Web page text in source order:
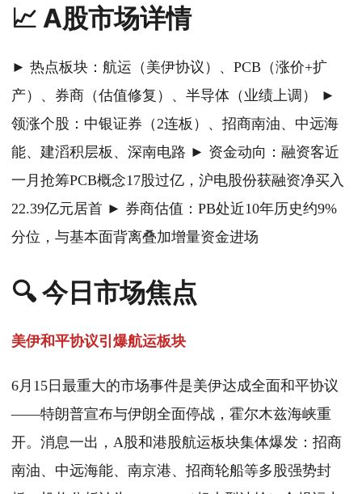
📈 A股市场详情
► 热点板块：航运（美伊协议）、PCB（涨价+扩
产）、券商（估值修复）、半导体（业绩上调） ►
领涨个股：中银证券（2连板）、招商南油、中远海
能、建滔积层板、深南电路 ► 资金动向：融资客近
一月抢筹PCB概念17股过亿，沪电股份获融资净买入
22.39亿元居首 ► 券商估值：PB处近10年历史约9%
分位，与基本面背离叠加增量资金进场
🔍 今日市场焦点
美伊和平协议引爆航运板块
6月15日最重大的市场事件是美伊达成全面和平协议
——特朗普宣布与伊朗全面停战，霍尔木兹海峡重
开。消息一出，A股和港股航运板块集体爆发：招商
南油、中远海能、南京港、招商轮船等多股强势封